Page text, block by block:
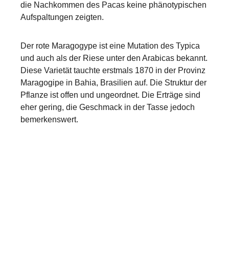
die Nachkommen des Pacas keine phänotypischen
Aufspaltungen zeigten.
Der rote Maragogype ist eine Mutation des Typica
und auch als der Riese unter den Arabicas bekannt.
Diese Varietät tauchte erstmals 1870 in der Provinz
Maragogipe in Bahia, Brasilien auf. Die Struktur der
Pflanze ist offen und ungeordnet. Die Erträge sind
eher gering, die Geschmack in der Tasse jedoch
bemerkenswert.